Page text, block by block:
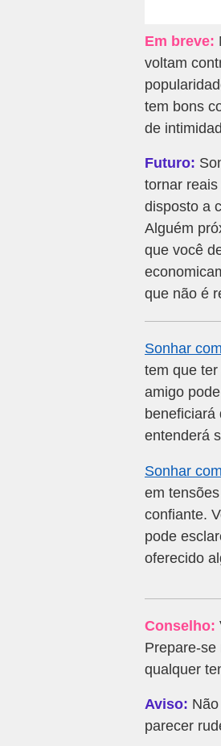
Em breve:
voltam
tem bons
de
Futuro:
tornar
disposto a
Alguém
que você
que não é
Sonhar
tem que
amigo
entenderá
Sonhar
em
confiante.
pode
oferecido
Conselho:
Prepare-se
qualquer
Aviso:
parecer